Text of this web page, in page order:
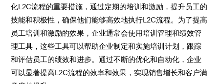
化L2C流程的重要措施，通过定期的培训和激励，提升员工的
技能和积极性，确保他们能够高效地执行L2C流程。为了提高
员工培训和激励的效果，企业通常会使用培训管理和绩效管
理工具，这些工具可以帮助企业制定和实施培训计划，跟踪
和评估员工的绩效和进步。通过不断的优化和自动化，企业
可以显著提高L2C流程的效率和效果，实现销售增长和客户满